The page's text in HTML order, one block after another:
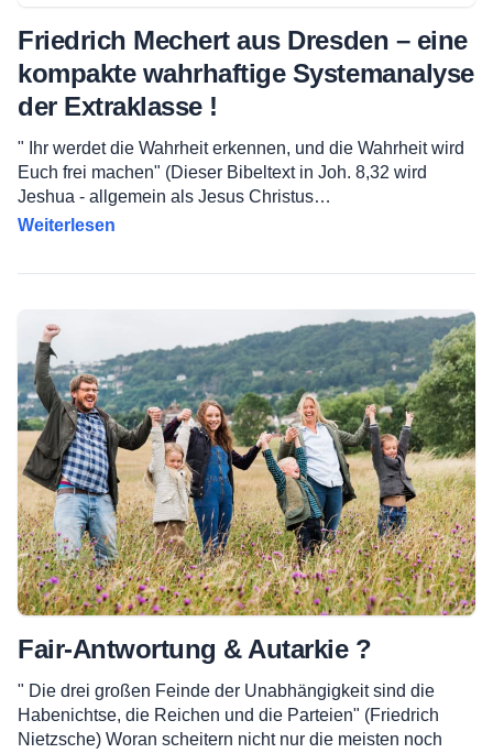
Friedrich Mechert aus Dresden – eine
kompakte wahrhaftige Systemanalyse
der Extraklasse !
" Ihr werdet die Wahrheit erkennen, und die Wahrheit wird
Euch frei machen" (Dieser Bibeltext in Joh. 8,32 wird
Jeshua - allgemein als Jesus Christus…
Weiterlesen
Fair-Antwortung & Autarkie ?
" Die drei großen Feinde der Unabhängigkeit sind die
Habenichtse, die Reichen und die Parteien" (Friedrich
Nietzsche) Woran scheitern nicht nur die meisten noch